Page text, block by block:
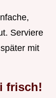
Serviere
mit
frisch!